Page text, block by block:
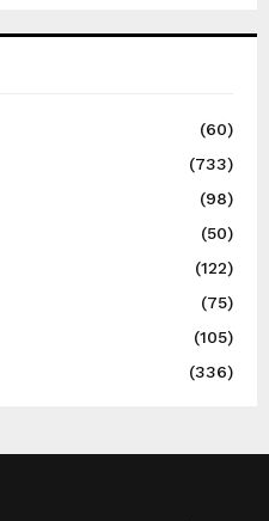
(60)
(733)
(98)
(50)
(122)
(75)
(105)
(336)